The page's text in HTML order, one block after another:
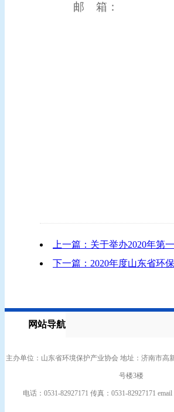
邮 箱：
上一篇：关于举办2020年
下一篇：2020年度山东省环
网站导航
主办单位：山东省环境保护产业协会 地址：济南市高
号楼3楼
电话：0531-82927171 传真：0531-82927171 email